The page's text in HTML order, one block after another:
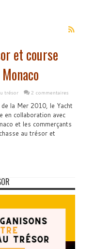
et course
trésor 2 commentaires
la Mer 2010, le Yacht
en collaboration avec
et les commerçants
au trésor et